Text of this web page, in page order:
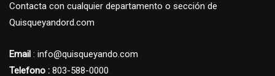
Contacta con cualquier departamento o sección de
Quisqueyandord.com
Email : info@quisqueyando.com
Telefono : 803-588-0000